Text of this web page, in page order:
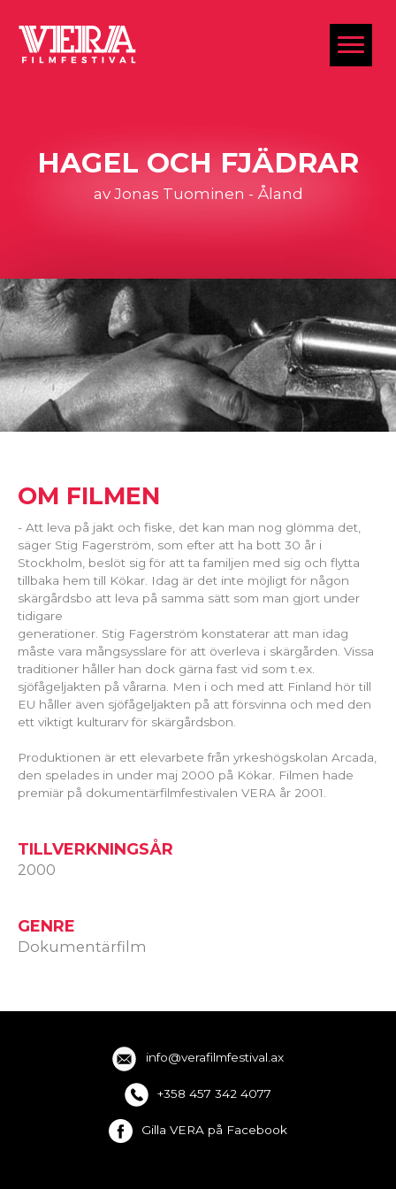
HAGEL OCH FJÄDRAR
av Jonas Tuominen - Åland
OM FILMEN
- Att leva på jakt och fiske, det kan man nog glömma det,
säger Stig Fagerström, som efter att ha bott 30 år i
Stockholm, beslöt sig för att ta familjen med sig och flytta
tillbaka hem till Kökar. Idag är det inte möjligt för någon
skärgårdsbo att leva på samma sätt som man gjort under
tidigare
generationer. Stig Fagerström konstaterar att man idag
måste vara mångsysslare för att överleva i skärgården. Vissa
traditioner håller han dock gärna fast vid som t.ex.
sjöfågeljakten på vårarna. Men i och med att Finland hör till
EU håller även sjöfågeljakten på att försvinna och med den
ett viktigt kulturarv för skärgårdsbon.
Produktionen är ett elevarbete från yrkeshögskolan Arcada,
den spelades in under maj 2000 på Kökar. Filmen hade
premiär på dokumentärfilmfestivalen VERA år 2001.
TILLVERKNINGSÅR
2000
GENRE
Dokumentärfilm
info@verafilmfestival.ax
+358 457 342 4077
Gilla VERA på Facebook